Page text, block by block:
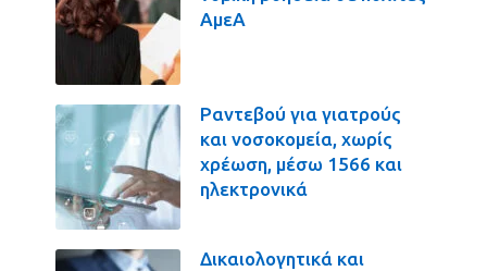
ΑμεΑ
Ραντεβού για γιατρούς
και νοσοκομεία, χωρίς
χρέωση, μέσω 1566 και
ηλεκτρονικά
Δικαιολογητικά και